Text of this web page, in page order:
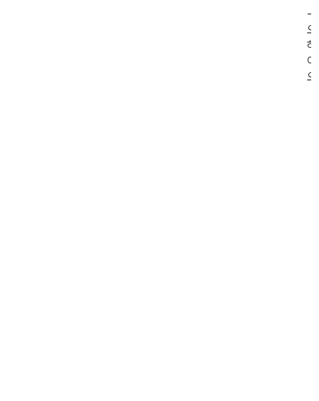
겐 엄격하고 남
라는 말이 있지
만 실제로는 그
는 건
의 긍
-
오
하
이
오